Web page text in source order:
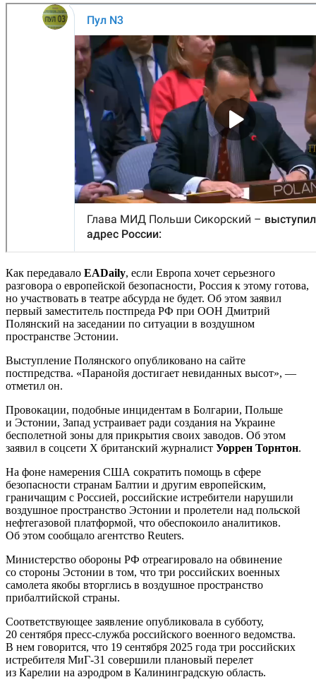
Как передавало EADaily, если Европа хочет серьезного
разговора о европейской безопасности, Россия к этому готова,
но участвовать в театре абсурда не будет. Об этом заявил
первый заместитель постпреда РФ при ООН Дмитрий
Полянский на заседании по ситуации в воздушном
пространстве Эстонии.
Выступление Полянского опубликовано на сайте
постпредства. «Паранойя достигает невиданных высот», —
отметил он.
Провокации, подобные инцидентам в Болгарии, Польше
и Эстонии, Запад устраивает ради создания на Украине
бесполетной зоны для прикрытия своих заводов. Об этом
заявил в соцсети Х британский журналист Уоррен Торнтон.
На фоне намерения США сократить помощь в сфере
безопасности странам Балтии и другим европейским,
граничащим с Россией, российские истребители нарушили
воздушное пространство Эстонии и пролетели над польской
нефтегазовой платформой, что обеспокоило аналитиков.
Об этом сообщало агентство Reuters.
Министерство обороны РФ отреагировало на обвинение
со стороны Эстонии в том, что три российских военных
самолета якобы вторглись в воздушное пространство
прибалтийской страны.
Соответствующее заявление опубликовала в субботу,
20 сентября пресс-служба российского военного ведомства.
В нем говорится, что 19 сентября 2025 года три российских
истребителя МиГ-31 совершили плановый перелет
из Карелии на аэродром в Калининградскую область.